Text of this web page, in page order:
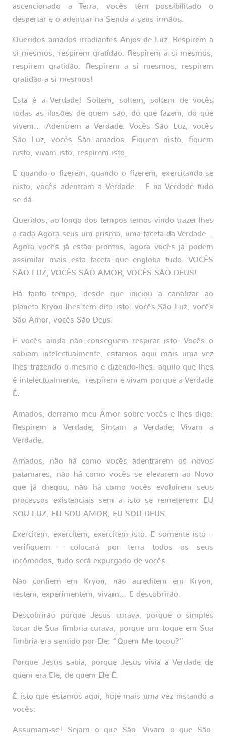
ascencionado a Terra, vocês têm possibilitado o
despertar e o adentrar na Senda a seus irmãos.
Queridos amados irradiantes Anjos de Luz. Respirem a
si mesmos, respirem gratidão. Respirem a si mesmos,
respirem gratidão. Respirem a si mesmos, respirem
gratidão a si mesmos!
Esta é a Verdade! Soltem, soltem, soltem de vocês
todas as ilusões de quem são, do que fazem, do que
vivem... Adentrem a Verdade. Vocês São Luz, vocês
São Luz, vocês São amados. Fiquem nisto, fiquem
nisto, vivam isto, respirem isto.
E quando o fizerem, quando o fizerem, exercitando-se
nisto, vocês adentram a Verdade... E na Verdade tudo
se dá.
Queridos, ao longo dos tempos temos vindo trazer-lhes
a cada Agora seus um prisma, uma faceta da Verdade...
Agora vocês já estão prontos; agora vocês já podem
assimilar mais esta faceta que engloba tudo: VOCÊS
SÃO LUZ, VOCÊS SÃO AMOR, VOCÊS SÃO DEUS!
Há tanto tempo, desde que iniciou a canalizar ao
planeta Kryon lhes tem dito isto: vocês São Luz, vocês
São Amor, vocês São Deus.
E vocês ainda não conseguem respirar isto. Vocês o
sabiam intelectualmente, estamos aqui mais uma vez
lhes trazendo o mesmo e dizendo-lhes: aquilo que lhes
é intelectualmente, respirem e vivam porque a Verdade
É.
Amados, derramo meu Amor sobre vocês e lhes digo:
Respirem a Verdade, Sintam a Verdade, Vivam a
Verdade.
Amados, não há como vocês adentrarem os novos
patamares, não há como vocês se elevarem ao Novo
que já chegou, não há como vocês evoluírem seus
processos existenciais sem a isto se remeterem: EU
SOU LUZ, EU SOU AMOR, EU SOU DEUS.
Exercitem, exercitem, exercitem isto. E somente isto –
verifiquem – colocará por terra todos os seus
incômodos, tudo será expurgado de vocês.
Não confiem em Kryon, não acreditem em Kryon,
testem, experimentem, vivam... E descobrirão.
Descobrirão porque Jesus curava, porque o simples
tocar de Sua fimbria curava, porque um toque em Sua
fimbria era sentido por Ele: “Quem Me tocou?”
Porque Jesus sabia, porque Jesus vivia a Verdade de
quem era Ele, de quem Ele É.
É isto que estamos aqui, hoje mais uma vez instando a
vocês:
Assumam-se! Sejam o que São. Vivam o que São.